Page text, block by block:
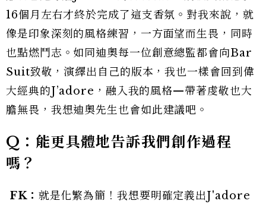
16個月左右才終於完成了這支香氛。對我來說，就
像是印象深刻的風格練習，一方面望而生畏，同時
也點燃鬥志。如同迪奧每一位創意總監都會向Bar
Suit致敬，演繹出自己的版本，我也一樣會回到偉
大經典的J’adore，融入我的風格—帶著虔敬也大
膽無畏，我想迪奧先生也會如此建議吧。
Q：能更具體地告訴我們創作過程
嗎？
FK： 就是化繁為簡！我想要明確定義出J'adore